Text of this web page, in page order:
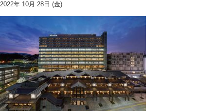
2022年 10月 28日 (金)